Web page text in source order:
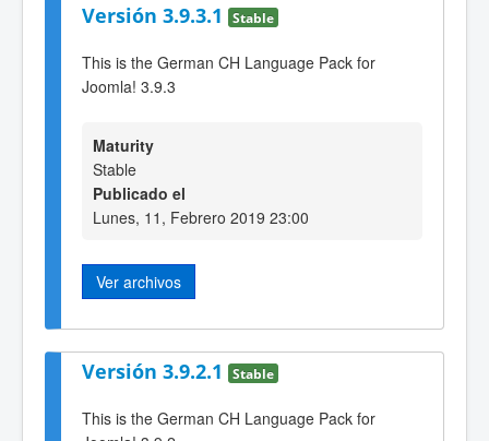
Versión 3.9.3.1 Stable
This is the German CH Language Pack for
Joomla! 3.9.3
Maturity
Stable
Publicado el
Lunes, 11, Febrero 2019 23:00
Ver archivos
Versión 3.9.2.1 Stable
This is the German CH Language Pack for